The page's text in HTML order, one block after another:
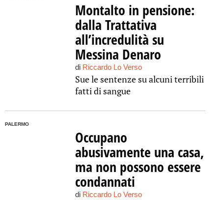
Montalto in pensione:
dalla Trattativa
all’incredulità su
Messina Denaro
di Riccardo Lo Verso
Sue le sentenze su alcuni terribili
fatti di sangue
PALERMO
Occupano
abusivamente una casa,
ma non possono essere
condannati
di Riccardo Lo Verso